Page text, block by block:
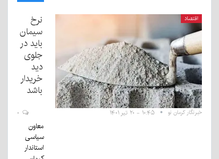
اقتصاد
نرخ
سیمان
باید در
جلوی
دید
خریدار
باشد
خبرنگار کرمان نو ۱۰:۴۵ - ۲۰ تیر ۱۴۰۱
معاون
سیاسی
استاندار